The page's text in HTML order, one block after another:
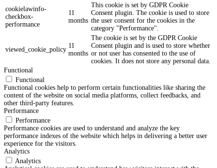
cookielawinfo-
checkbox-
performance
11
months
This cookie is set by GDPR Cookie
Consent plugin. The cookie is used to store
the user consent for the cookies in the
category "Performance".
viewed_cookie_policy
11
months
The cookie is set by the GDPR Cookie
Consent plugin and is used to store whether
or not user has consented to the use of
cookies. It does not store any personal data.
Functional
Functional
Functional cookies help to perform certain functionalities like sharing the
content of the website on social media platforms, collect feedbacks, and
other third-party features.
Performance
Performance
Performance cookies are used to understand and analyze the key
performance indexes of the website which helps in delivering a better user
experience for the visitors.
Analytics
Analytics